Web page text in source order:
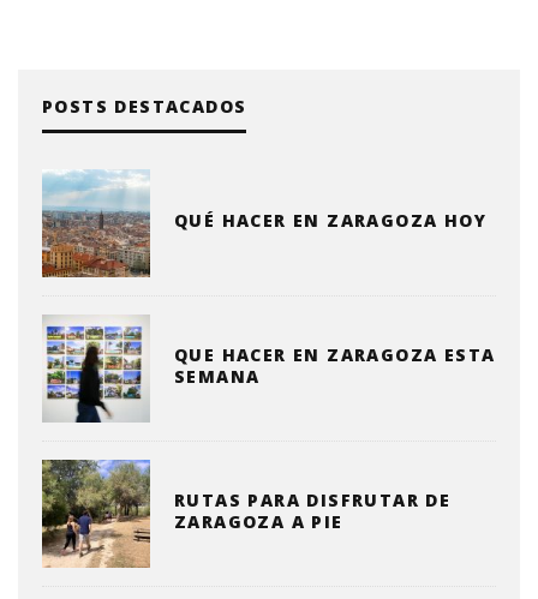
POSTS DESTACADOS
QUÉ HACER EN ZARAGOZA HOY
QUE HACER EN ZARAGOZA ESTA
SEMANA
RUTAS PARA DISFRUTAR DE
ZARAGOZA A PIE